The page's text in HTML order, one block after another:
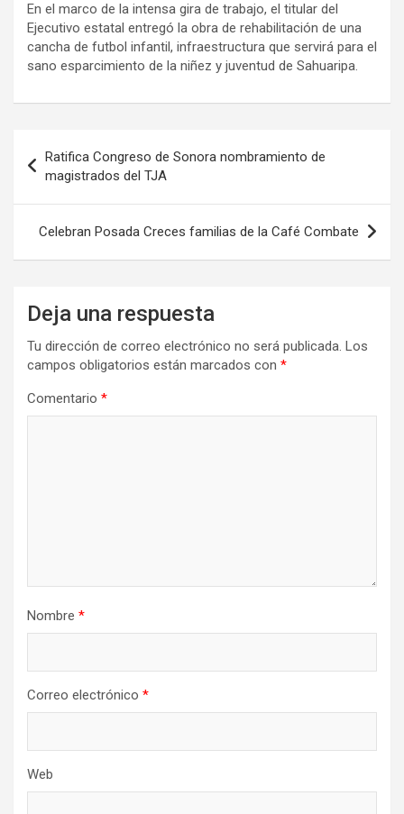
En el marco de la intensa gira de trabajo, el titular del
Ejecutivo estatal entregó la obra de rehabilitación de una
cancha de futbol infantil, infraestructura que servirá para el
sano esparcimiento de la niñez y juventud de Sahuaripa.
de
entradas
Ratifica Congreso de Sonora nombramiento de
magistrados del TJA
Celebran Posada Creces familias de la Café Combate
Deja una respuesta
Tu dirección de correo electrónico no será publicada. Los
campos obligatorios están marcados con *
Comentario *
Nombre *
Correo electrónico *
Web